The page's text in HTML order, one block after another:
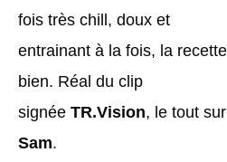
fois très chill, doux et
entrainant à la fois, la
bien. Réal du clip
signée TR.Vision, le tout
Sam.